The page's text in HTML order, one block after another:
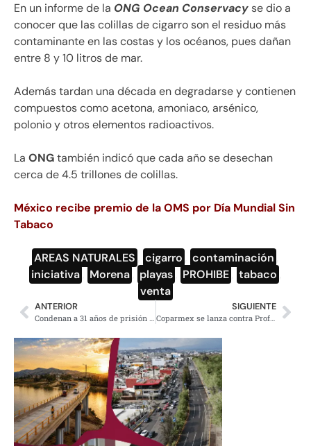
En un informe de la ONG Ocean Conservacyse dio a
conocer que las colillas de cigarro son el residuo más
contaminante en las costas y los océanos, pues dañan
entre 8 y 10 litros de mar.
Además tardan una década en degradarse y contienen
compuestos como acetona, amoniaco, arsénico,
polonio y otros elementos radioactivos.
La ONGtambién indicó que cada año se desechan
cerca de 4.5 trillones de colillas.
México recibe premio de la OMS por Día Mundial Sin
Tabaco
AREAS NATURALES cigarro contaminación
iniciativa
Morena playas PROHIBE tabaco
venta
ANTERIOR
Condenan a 31 años de prisión a “Miss Moni”, dueña del Colegio Rébsamen
SIGUIENTE
Coparmex se lanza contra Profeco por suspender venta de quesos